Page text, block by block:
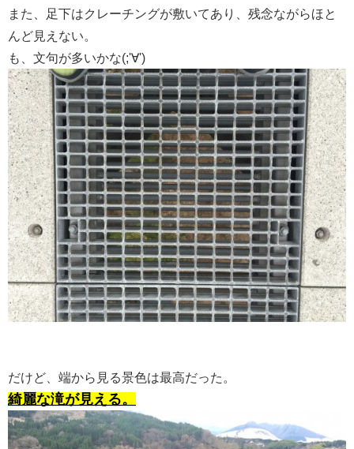
また、足下はクレーチングが敷いてあり、残念ながらほと
んど見えない。
も、文句が多いかな(;'∀')
だけど、端から見る景色は最高だった。
綺麗な滝が見える。